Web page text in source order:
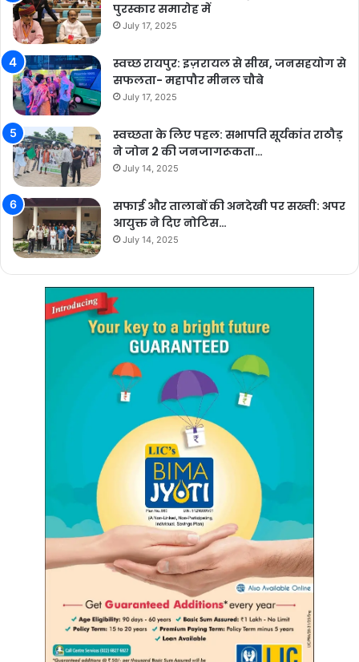
पुरस्कार समारोह में
July 17, 2025
स्वच्छ रायपुर: इज़रायल से सीख, जनसहयोग से
सफलता- महापौर मीनल चौबे
July 17, 2025
स्वच्छता के लिए पहल: सभापति सूर्यकांत राठौड़
ने जोन 2 की जनजागरूकता…
July 14, 2025
सफाई और तालाबों की अनदेखी पर सख्ती: अपर
आयुक्त ने दिए नोटिस…
July 14, 2025